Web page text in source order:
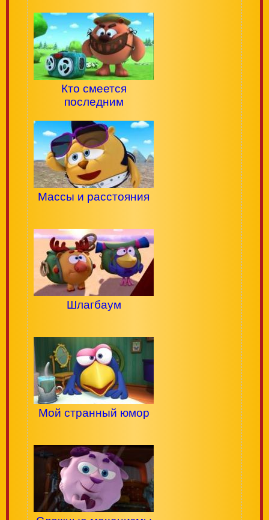
Кто смеется
последним
Массы и расстояния
Шлагбаум
Мой странный юмор